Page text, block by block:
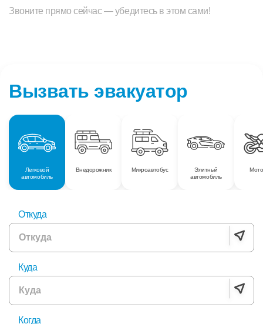
Звоните прямо сейчас — убедитесь в этом сами!
Вызвать эвакуатор
Легковой
автомобиль
Внедорожник Микроавтобус
Элитный
автомобиль
Откуда
Куда
Когда